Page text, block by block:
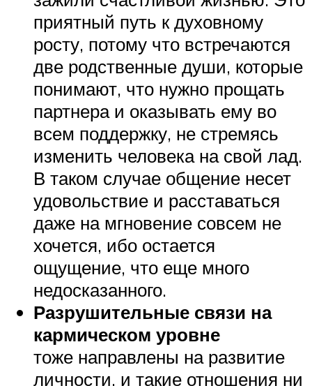
приятный путь к духовному
росту, потому что встречаются
две родственные души, которые
понимают, что нужно прощать
партнера и оказывать ему во
всем поддержку, не стремясь
изменить человека на свой лад.
В таком случае общение несет
удовольствие и расставаться
даже на мгновение совсем не
хочется, ибо остается
ощущение, что еще много
недосказанного.
Разрушительные связи на
кармическом уровне
тоже направлены на развитие
личности, и такие отношения ни